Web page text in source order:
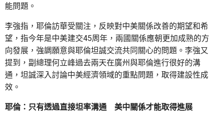
能問題。
李強指，耶倫訪華受關注，反映對中美關係改善的期望和希
望，指今年是中美建交45周年，兩國關係應朝更加成熟的方
向發展，強調願意與耶倫坦誠交流共同關心的問題。李強又
提到，副總理何立峰過去兩天在廣州與耶倫進行很好的溝
通，坦誠深入討論中美經濟領域的重點問題，取得建設性成
效。
耶倫：只有透過直接坦率溝通 美中關係才能取得進展